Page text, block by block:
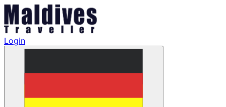
Login